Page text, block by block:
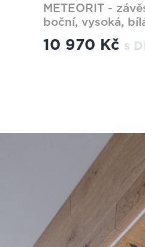
METEORIT -
boční, vysoká,
10 970 Kč s